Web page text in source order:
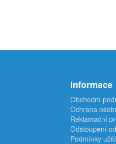
Informace
Obchodní
Ochrana
Reklamační
Odstoupení
Podmínky